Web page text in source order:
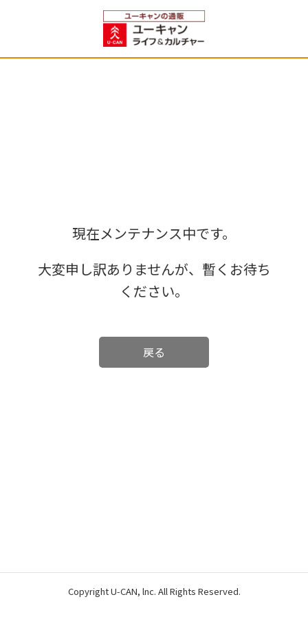
現在メンテナンス中です。
大変申し訳ありませんが、暫くお待ち
ください。
戻る
Copyright U-CAN, lnc. All Rights Reserved.